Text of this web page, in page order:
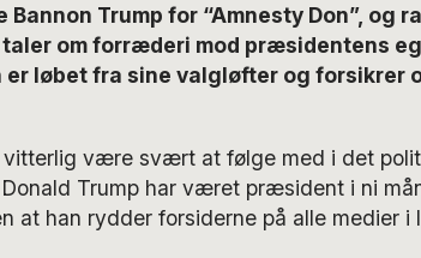
Trump for “Amnesty Don”, og
om forræderi mod præsidentens
løbet fra sine valgløfter og forsikrer
vitterlig være svært at følge med i det
Trump har været præsident i ni
at han rydder forsiderne på alle medier i